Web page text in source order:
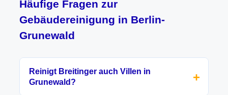
Häufige Fragen zur
Gebäudereinigung in Berlin-
Grunewald
Reinigt Breitinger auch Villen in
Grunewald?